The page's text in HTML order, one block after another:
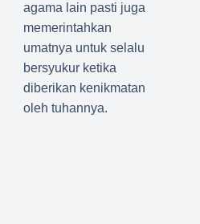
agama lain pasti juga
memerintahkan
umatnya untuk selalu
bersyukur ketika
diberikan kenikmatan
oleh tuhannya.